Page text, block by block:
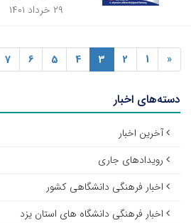
۲۹ خرداد ۱۴۰۱
«
1
2
3
4
5
6
7
دسته‌های اخبار
آخرین اخبار
رویدادهای جاری
اخبار فرهنگی دانشگاهی کشور
اخبار فرهنگی دانشگاه های استان یزد